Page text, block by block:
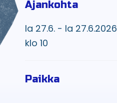
Ajankohta
la 27.6. - la 27.6.2026
klo 10
Paikka